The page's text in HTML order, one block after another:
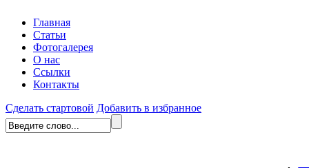
Главная
Статьи
Фотогалерея
О нас
Ссылки
Контакты
Сделать стартовой Добавить в избранное